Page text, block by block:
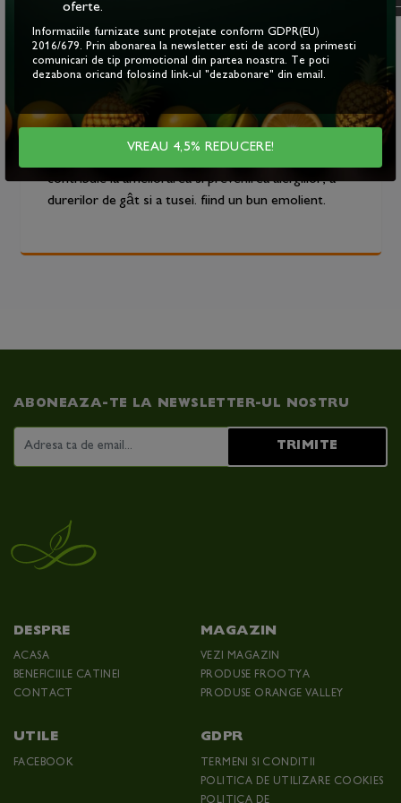
macesele, iar fructele de kiwi au în componenta lor
de doua ori mai multa vitamina C decât citricele.
Sucul de catina, care sta la baza acestui sortiment
de sirop, este obtinut prin presarea la rece a
imunitatii. Totodata, produsele pe baza de catina
contribuie la ameliorarea si prevenirea alergiilor, a
durerilor de gât si a tusei. fiind un bun emolient.
ABONEAZA-TE LA NEWSLETTER-UL NOSTRU
TRIMITE
DESPRE
ACASA
BENEFICIILE CATINEI
CONTACT
MAGAZIN
VEZI MAGAZIN
PRODUSE FROOTYA
PRODUSE ORANGE VALLEY
UTILE
FACEBOOK
GDPR
TERMENI SI CONDITII
POLITICA DE UTILIZARE COOKIES
POLITICA DE
oferte.
Informatiile furnizate sunt protejate conform GDPR(EU)
2016/679. Prin abonarea la newsletter esti de acord sa primesti
comunicari de tip promotional din partea noastra. Te poti
dezabona oricand folosind link-ul "dezabonare" din email.
VREAU 4,5% REDUCERE!